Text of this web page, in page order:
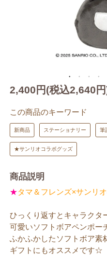
2,400円(税込2,640
この商品のキーワード
新商品 ステーショナリー 筆
★サンリオコラボグッズ
商品説明
★タマ＆フレンズ×サンリ
ひっくり返すとキャラクタ
可愛いソフトボアペンポー
ふかふかしたソフトボア
ギフトにもオススメです☆